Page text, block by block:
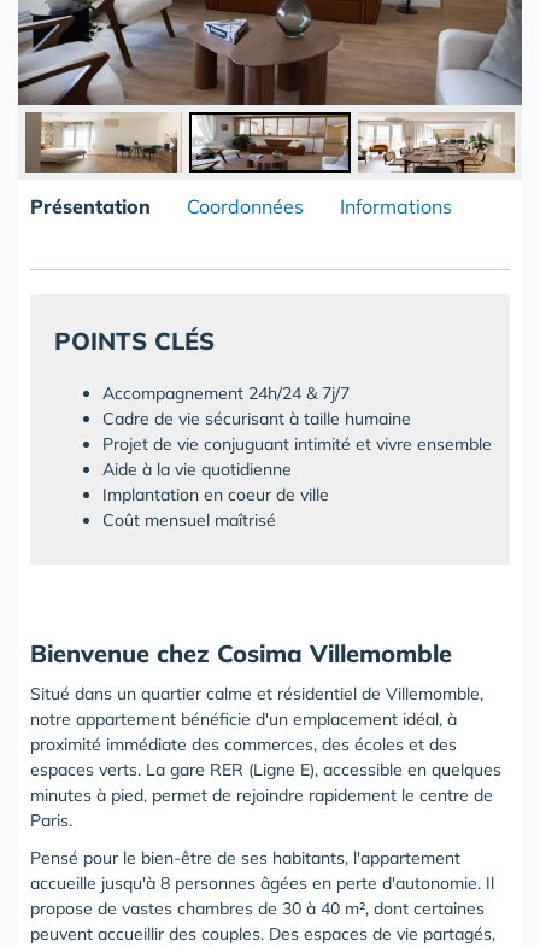
Présentation Coordonnées Informations
POINTS CLÉS
Accompagnement 24h/24 & 7j/7
Cadre de vie sécurisant à taille humaine
Projet de vie conjuguant intimité et vivre ensemble
Aide à la vie quotidienne
Implantation en coeur de ville
Coût mensuel maîtrisé
Bienvenue chez Cosima Villemomble
Situé dans un quartier calme et résidentiel de Villemomble,
notre appartement bénéficie d'un emplacement idéal, à
proximité immédiate des commerces, des écoles et des
espaces verts. La gare RER (Ligne E), accessible en quelques
minutes à pied, permet de rejoindre rapidement le centre de
Paris.
Pensé pour le bien-être de ses habitants, l'appartement
accueille jusqu'à 8 personnes âgées en perte d'autonomie. Il
propose de vastes chambres de 30 à 40 m², dont certaines
peuvent accueillir des couples. Des espaces de vie partagés,